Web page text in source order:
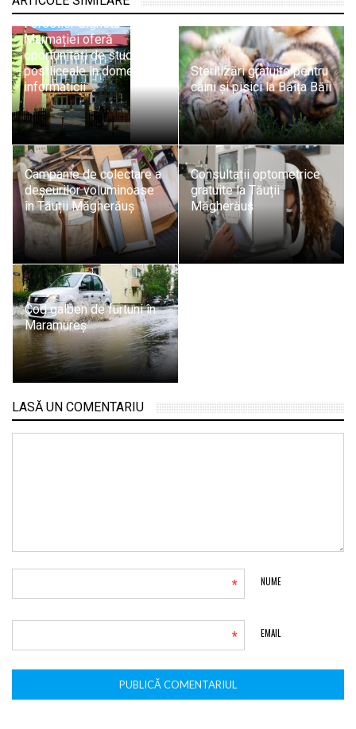
Liceul Tehnologic
Forestier Sighetu
Marmației oferă
oportunități de studii
postliceale în domeniul
informaticii
Sterilizări gratuite pentru
câini și pisici la Băița Băii
Campanie de colectare a
deșeurilor voluminoase
în Tăuții Măgherăuș
Consultații optometrice
gratuite la Tăuții
Măgherăuș
Cod galben de furtuni în
Maramureș
LASĂ UN COMENTARIU
NUME
*
EMAIL
*